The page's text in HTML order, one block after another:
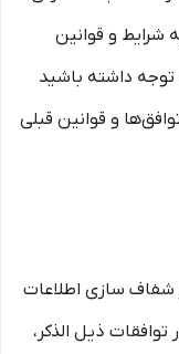
شرایط و قوانین
توجه داشته باشید
و قوانین قبلی
شفاف سازی اطلاعات
ذیل الذکر،